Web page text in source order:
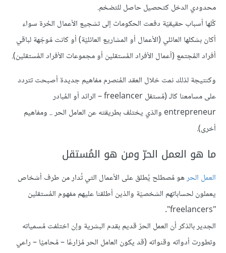
محدودي الدخل كتحصيل حاصل للتضخم.
كُلها أسباب حقيقيّة دفعت الحكومات إلى تشجيع الأعمال الحُرة سواء
أكان بشكلها العائلي (الأعمال أو المشاريع العائليّة) أو كانت مُوجّهة لباقي
أفراد المُجتمع (أعمال الأفراد المُستقلين أو مجموعات الأفراد المُستقلين).
وكنتيجة لذلك نمت خلال العقد المُنصرم مفاهيم جديدة أصبحت تتردد
على مسامعنا كالـ (مُستقل freelancer – الرائد أو المُبادر
entrepreneur والذي يختلف بطريقته عن العامل الحر .. ومفاهيم
أخرى).
ما هو العمل الحرّ ومن هو المُستقل
العمل الحرهو مُصطلح يُطلق على الأعمال التي تُدار من طرف أشخاص
يعملون لحساباتهم الشخصيّة والذين أطلقنا عليهم مفهوم المُستقلين
"freelancers".
الجدير بالذكر أن العمل الحرّ قديم بقدم البشرية وإن اختلفت مُسمياته
وتطورت أدواته وقنواته (قد يكون العامل الحرمُزارعًا – مُحاميًا – راعي